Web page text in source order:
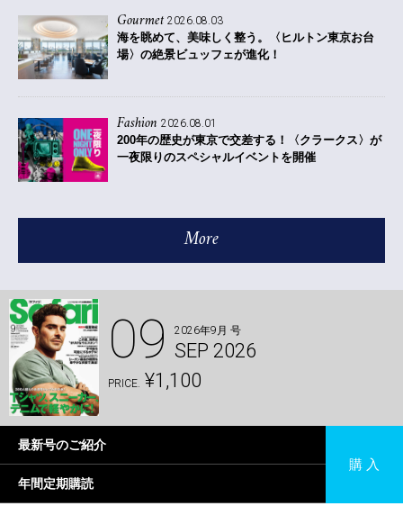
Gourmet 2026.08.03
海を眺めて、美味しく整う。〈ヒルトン東京お台
場〉の絶景ビュッフェが進化！
Fashion 2026.08.01
200年の歴史が東京で交差する！〈クラークス〉が
一夜限りのスペシャルイベントを開催
More
09 2026年9月 号
SEP 2026
PRICE. ¥1,100
最新号のご紹介
年間定期購読
購 入